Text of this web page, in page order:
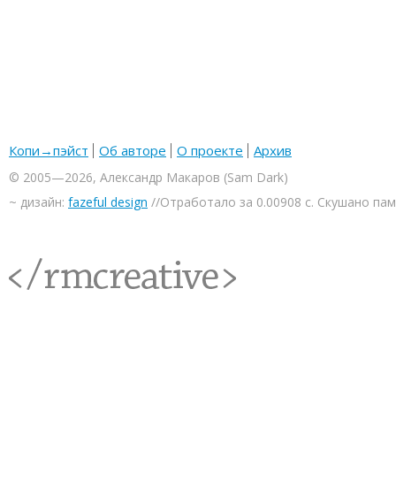
Копи→пэйст Об авторе О проекте Архив
© 2005—2026, Александр Макаров (Sam Dark)
~ дизайн: fazeful design //Отработало за 0.00908 с. Скушано
<rmcreative/>